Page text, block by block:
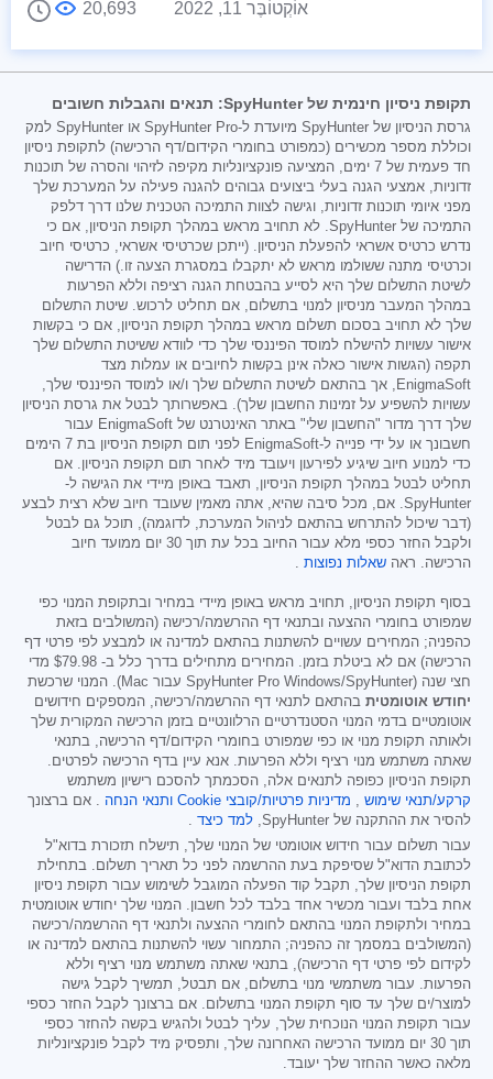
אוֹקְטוֹבֶּר 11, 2022
20,693
תקופת ניסיון חינמית של SpyHunter: תנאים והגבלות חשובים
גרסת הניסיון של SpyHunter מיועדת ל-SpyHunter Pro או SpyHunter למק
וכוללת מספר מכשירים (כמפורט בחומרי הקידום/דף הרכישה) לתקופת ניסיון
חד פעמית של 7 ימים, המציעה פונקציונליות מקיפה לזיהוי והסרה של תוכנות
זדוניות, אמצעי הגנה בעלי ביצועים גבוהים להגנה פעילה על המערכת שלך
מפני איומי תוכנות זדוניות, וגישה לצוות התמיכה הטכנית שלנו דרך דלפק
התמיכה של SpyHunter. לא תחויב מראש במהלך תקופת הניסיון, אם כי
נדרש כרטיס אשראי להפעלת הניסיון. (ייתכן שכרטיסי אשראי, כרטיסי חיוב
וכרטיסי מתנה ששולמו מראש לא יתקבלו במסגרת הצעה זו.) הדרישה
לשיטת התשלום שלך היא לסייע בהבטחת הגנה רציפה וללא הפרעות
במהלך המעבר מניסיון למנוי בתשלום, אם תחליט לרכוש. שיטת התשלום
שלך לא תחויב בסכום תשלום מראש במהלך תקופת הניסיון, אם כי בקשות
אישור עשויות להישלח למוסד הפיננסי שלך כדי לוודא ששיטת התשלום שלך
תקפה (הגשות אישור כאלה אינן בקשות לחיובים או עמלות מצד
EnigmaSoft, אך בהתאם לשיטת התשלום שלך ו/או למוסד הפיננסי שלך,
עשויות להשפיע על זמינות החשבון שלך). באפשרותך לבטל את גרסת הניסיון
שלך דרך מדור "החשבון שלי" באתר האינטרנט של EnigmaSoft עבור
חשבונך או על ידי פנייה ל-EnigmaSoft לפני תום תקופת הניסיון בת 7 הימים
כדי למנוע חיוב שיגיע לפירעון ויעובד מיד לאחר תום תקופת הניסיון. אם
תחליט לבטל במהלך תקופת הניסיון, תאבד באופן מיידי את הגישה ל-
SpyHunter. אם, מכל סיבה שהיא, אתה מאמין שעובד חיוב שלא רצית לבצע
(דבר שיכול להתרחש בהתאם לניהול המערכת, לדוגמה), תוכל גם לבטל
ולקבל החזר כספי מלא עבור החיוב בכל עת תוך 30 יום ממועד חיוב
הרכישה. ראה שאלות נפוצות .
בסוף תקופת הניסיון, תחויב מראש באופן מיידי במחיר ובתקופת המנוי כפי
שמפורט בחומרי ההצעה ובתנאי דף ההרשמה/רכישה (המשולבים בזאת
כהפניה; המחירים עשויים להשתנות בהתאם למדינה או למבצע לפי פרטי דף
הרכישה) אם לא ביטלת בזמן. המחירים מתחילים בדרך כלל ב- $79.98 מדי
חצי שנה (SpyHunter Pro Windows/SpyHunter עבור Mac). המנוי שרכשת
יחודש אוטומטית בהתאם לתנאי דף ההרשמה/רכישה, המספקים חידושים
אוטומטיים בדמי המנוי הסטנדרטיים הרלוונטיים בזמן הרכישה המקורית שלך
ולאותה תקופת מנוי או כפי שמפורט בחומרי הקידום/דף הרכישה, בתנאי
שאתה משתמש מנוי רציף וללא הפרעות. אנא עיין בדף הרכישה לפרטים.
תקופת הניסיון כפופה לתנאים אלה, הסכמתך להסכם רישיון משתמש
קרקע/תנאי שימוש , מדיניות פרטיות/קובצי Cookie ותנאי הנחה . אם ברצונך
להסיר את ההתקנה של SpyHunter,
למד כיצד .
עבור תשלום עבור חידוש אוטומטי של המנוי שלך, תישלח תזכורת בדוא"ל
לכתובת הדוא"ל שסיפקת בעת ההרשמה לפני כל תאריך תשלום. בתחילת
תקופת הניסיון שלך, תקבל קוד הפעלה המוגבל לשימוש עבור תקופת ניסיון
אחת בלבד ועבור מכשיר אחד בלבד לכל חשבון. המנוי שלך יחודש אוטומטית
במחיר ולתקופת המנוי בהתאם לחומרי ההצעה ולתנאי דף ההרשמה/רכישה
(המשולבים במסמך זה כהפניה; התמחור עשוי להשתנות בהתאם למדינה או
לקידום לפי פרטי דף הרכישה), בתנאי שאתה משתמש מנוי רציף וללא
הפרעות. עבור משתמשי מנוי בתשלום, אם תבטל, תמשיך לקבל גישה
למוצר/ים שלך עד סוף תקופת המנוי בתשלום. אם ברצונך לקבל החזר כספי
עבור תקופת המנוי הנוכחית שלך, עליך לבטל ולהגיש בקשה להחזר כספי
תוך 30 יום ממועד הרכישה האחרונה שלך, ותפסיק מיד לקבל פונקציונליות
מלאה כאשר ההחזר שלך יעובד.